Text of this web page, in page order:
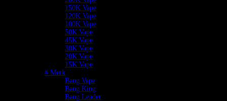
150K Vape
120K Vape
100K Vape
50K Vape
45K Vape
30K Vape
20K Vape
15K Vape
# Merk
Bang Vape
Bang King
Bang Leader